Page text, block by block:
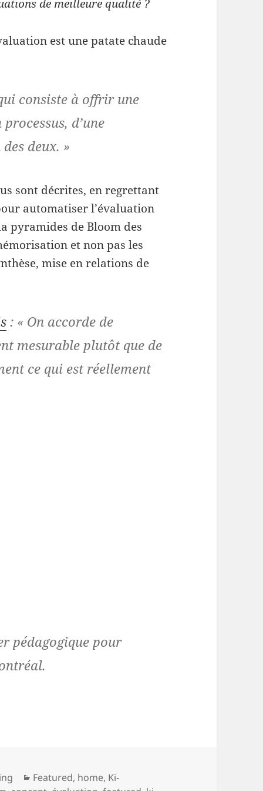
de meilleure qualité ?
est une patate chaude
consiste à offrir une
d’une
deux. »
sont décrites, en regrettant
automatiser l’évaluation
pyramides de Bloom des
et non pas les
mise en relations de
: « On accorde de
mesurable plutôt que de
ce qui est réellement
pédagogique pour
Catégories
Featured, home, Ki-